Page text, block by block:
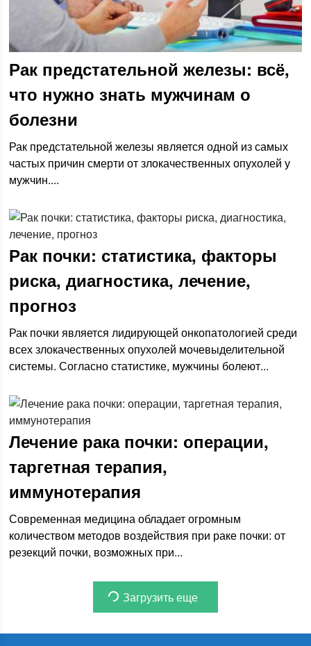
Рак предстательной железы: всё,
что нужно знать мужчинам о
болезни
Рак предстательной железы является одной из самых
частых причин смерти от злокачественных опухолей у
мужчин....
Рак почки: статистика, факторы
риска, диагностика, лечение,
прогноз
Рак почки является лидирующей онкопатологией среди
всех злокачественных опухолей мочевыделительной
системы. Согласно статистике, мужчины болеют...
Лечение рака почки: операции,
таргетная терапия,
иммунотерапия
Современная медицина обладает огромным
количеством методов воздействия при раке почки: от
резекций почки, возможных при...
Загрузить еще